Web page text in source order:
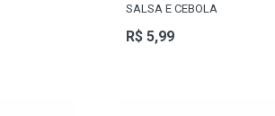
SALSA E CEBOLA
R$ 5,99